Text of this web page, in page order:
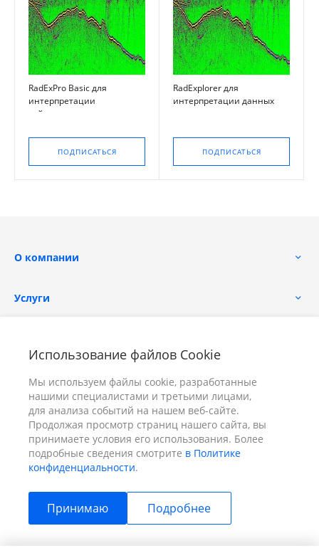
Использование файлов Cookie
Мы используем файлы cookie, разработанные
нашими специалистами и третьими лицами,
для анализа событий на нашем веб-сайте.
Продолжая просмотр страниц нашего сайта, вы
принимаете условия его использования. Более
подробные сведения смотрите в Политике
конфиденциальности.
Принимаю Подробнее
RadExPro Basic для
интерпретации
сейсмических данных
ПОДПИСАТЬСЯ
RadExplorer для
интерпретации данных
ПОДПИСАТЬСЯ
О компании
Услуги
+7 (391) 298-00-11 Заказать звонок
г. Красноярск, пер. Телевизорный 9 "А" ООО "ПРИЗМ"